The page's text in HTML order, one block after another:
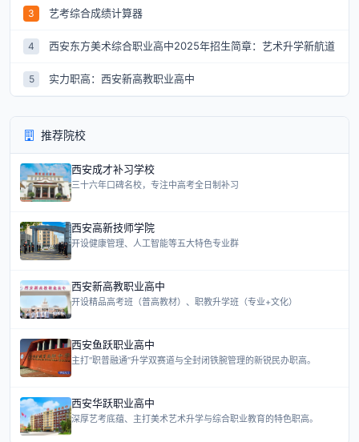
3 艺考综合成绩计算器
4 西安东方美术综合职业高中2025年招生简章：艺术升学新航道
5 实力职高：西安新高教职业高中
推荐院校
西安成才补习学校
三十六年口碑名校，专注中高考全日制补习
西安高新技师学院
开设健康管理、人工智能等五大特色专业群
西安新高教职业高中
开设精品高考班（普高教材）、职教升学班（专业+文化）
西安鱼跃职业高中
主打“职普融通”升学双赛道与全封闭铁腕管理的新锐民办职高。
西安华跃职业高中
深厚艺考底蕴、主打美术艺术升学与综合职业教育的特色职高。